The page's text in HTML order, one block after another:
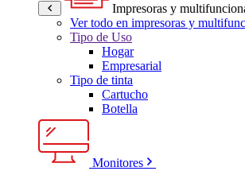
Impresoras y
Ver todo en impresoras y
Tipo de Uso
Hogar
Empresarial
Tipo de tinta
Cartucho
Botella
Monitores